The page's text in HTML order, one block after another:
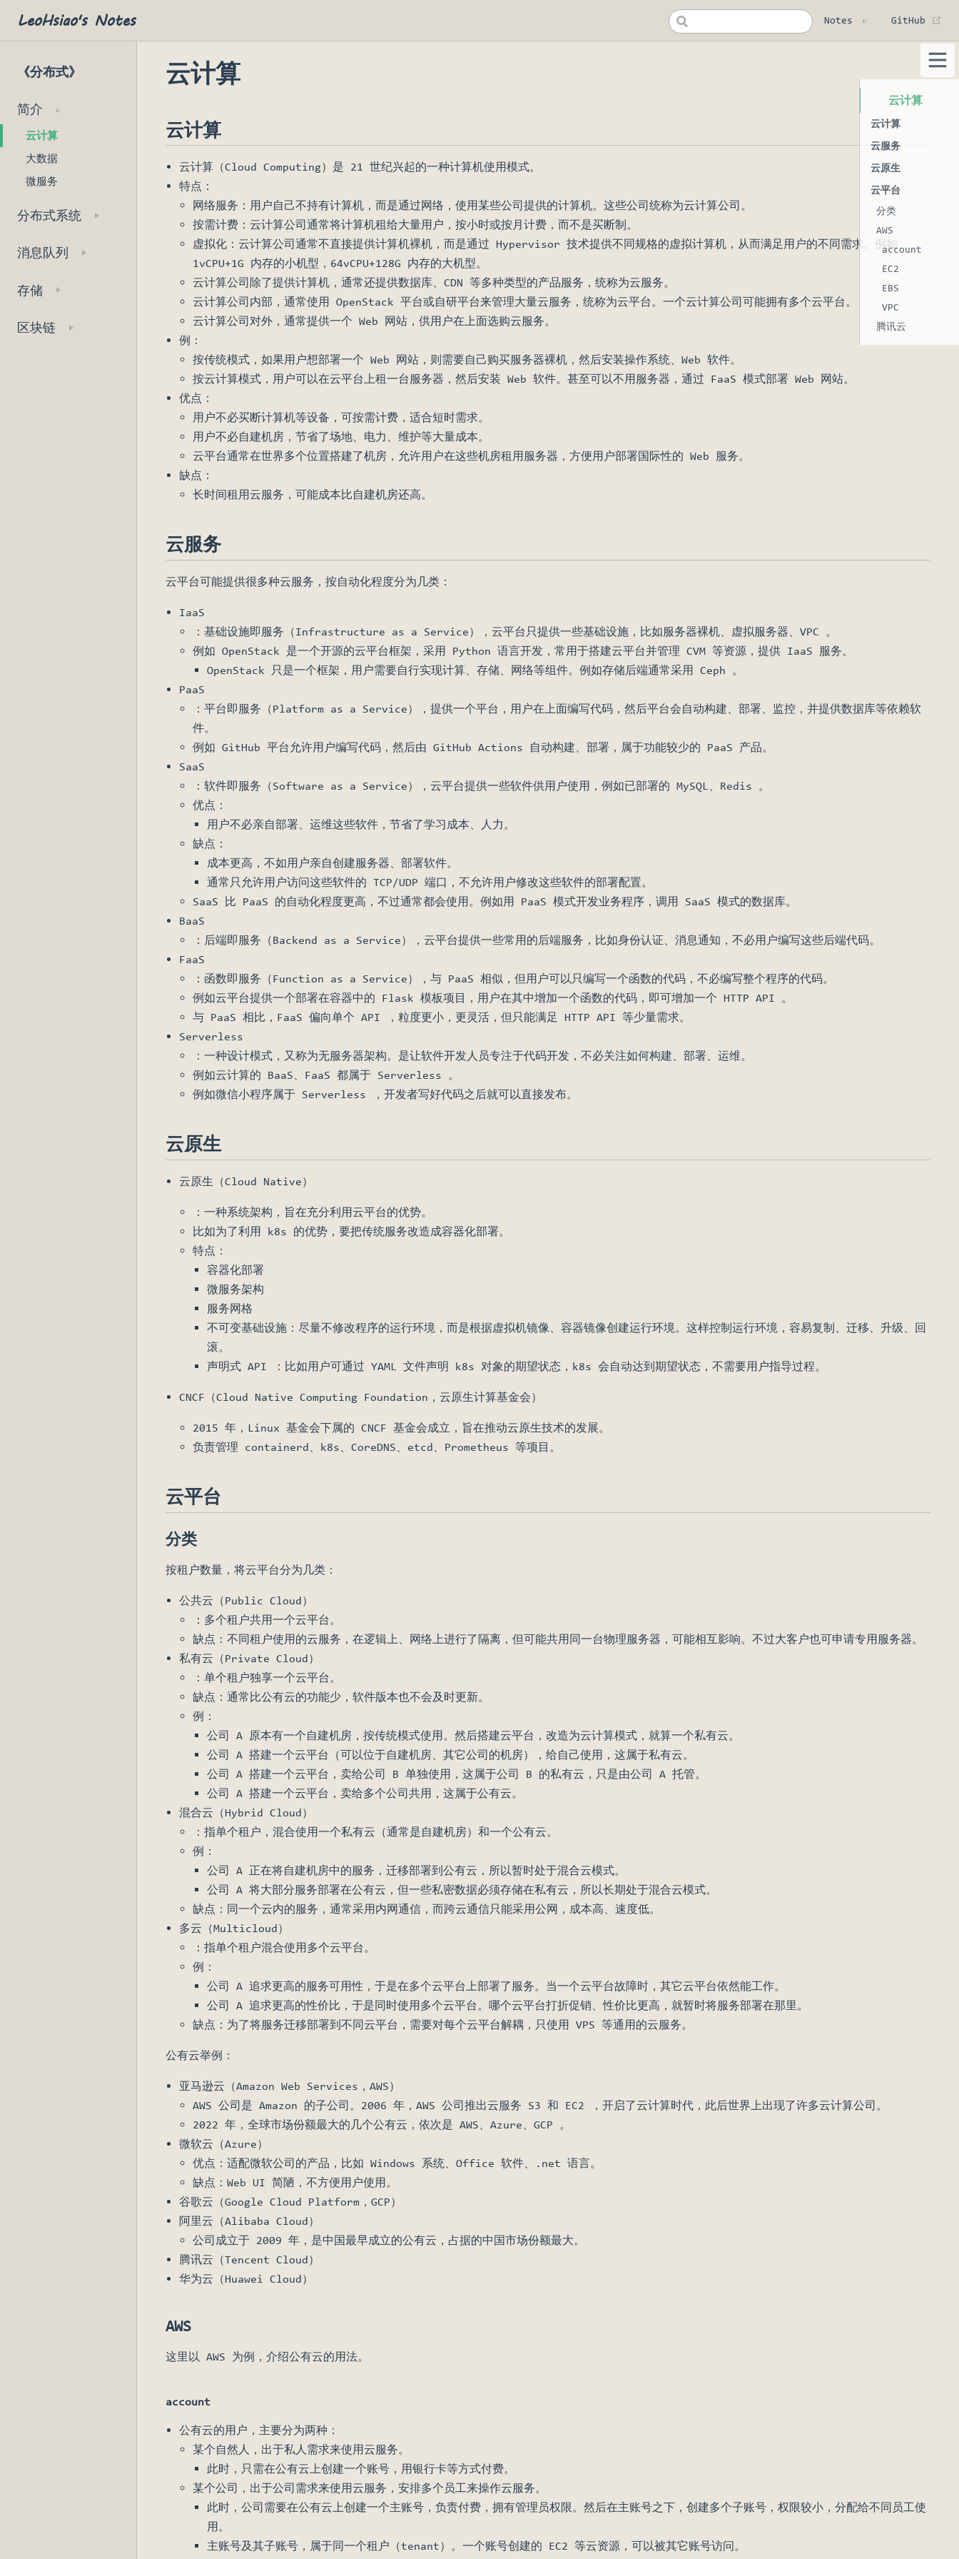
LeoHsiao's Notes Notes GitHub
《分布式》
简介
云计算
大数据
微服务
分布式系统
消息队列
存储
区块链
云计算
云计算
云计算（Cloud Computing）是 21 世纪兴起的一种计算机使用模式。
特点：
网络服务：用户自己不持有计算机，而是通过网络，使用某些公司提供的计算机。这些公司统称为云计算公司。
按需计费：云计算公司通常将计算机租给大量用户，按小时或按月计费，而不是买断制。
虚拟化：云计算公司通常不直接提供计算机裸机，而是通过 Hypervisor 技术提供不同规格的虚拟计算机，从而满足用户的不同需求。例如
1vCPU+1G 内存的小机型，64vCPU+128G 内存的大机型。
云计算公司除了提供计算机，通常还提供数据库、CDN 等多种类型的产品服务，统称为云服务。
云计算公司内部，通常使用 OpenStack 平台或自研平台来管理大量云服务，统称为云平台。一个云计算公司可能拥有多个云平台。
云计算公司对外，通常提供一个 Web 网站，供用户在上面选购云服务。
例：
按传统模式，如果用户想部署一个 Web 网站，则需要自己购买服务器裸机，然后安装操作系统、Web 软件。
按云计算模式，用户可以在云平台上租一台服务器，然后安装 Web 软件。甚至可以不用服务器，通过 FaaS 模式部署 Web 网站。
优点：
用户不必买断计算机等设备，可按需计费，适合短时需求。
用户不必自建机房，节省了场地、电力、维护等大量成本。
云平台通常在世界多个位置搭建了机房，允许用户在这些机房租用服务器，方便用户部署国际性的 Web 服务。
缺点：
长时间租用云服务，可能成本比自建机房还高。
云服务
云平台可能提供很多种云服务，按自动化程度分为几类：
IaaS
：基础设施即服务（Infrastructure as a Service），云平台只提供一些基础设施，比如服务器裸机、虚拟服务器、VPC 。
例如 OpenStack 是一个开源的云平台框架，采用 Python 语言开发，常用于搭建云平台并管理 CVM 等资源，提供 IaaS 服务。
OpenStack 只是一个框架，用户需要自行实现计算、存储、网络等组件。例如存储后端通常采用 Ceph 。
PaaS
：平台即服务（Platform as a Service），提供一个平台，用户在上面编写代码，然后平台会自动构建、部署、监控，并提供数据库等依赖软
件。
例如 GitHub 平台允许用户编写代码，然后由 GitHub Actions 自动构建、部署，属于功能较少的 PaaS 产品。
SaaS
：软件即服务（Software as a Service），云平台提供一些软件供用户使用，例如已部署的 MySQL、Redis 。
优点：
用户不必亲自部署、运维这些软件，节省了学习成本、人力。
缺点：
成本更高，不如用户亲自创建服务器、部署软件。
通常只允许用户访问这些软件的 TCP/UDP 端口，不允许用户修改这些软件的部署配置。
SaaS 比 PaaS 的自动化程度更高，不过通常都会使用。例如用 PaaS 模式开发业务程序，调用 SaaS 模式的数据库。
BaaS
：后端即服务（Backend as a Service），云平台提供一些常用的后端服务，比如身份认证、消息通知，不必用户编写这些后端代码。
FaaS
：函数即服务（Function as a Service），与 PaaS 相似，但用户可以只编写一个函数的代码，不必编写整个程序的代码。
例如云平台提供一个部署在容器中的 Flask 模板项目，用户在其中增加一个函数的代码，即可增加一个 HTTP API 。
与 PaaS 相比，FaaS 偏向单个 API ，粒度更小，更灵活，但只能满足 HTTP API 等少量需求。
Serverless
：一种设计模式，又称为无服务器架构。是让软件开发人员专注于代码开发，不必关注如何构建、部署、运维。
例如云计算的 BaaS、FaaS 都属于 Serverless 。
例如微信小程序属于 Serverless ，开发者写好代码之后就可以直接发布。
云原生
云原生（Cloud Native）
：一种系统架构，旨在充分利用云平台的优势。
比如为了利用 k8s 的优势，要把传统服务改造成容器化部署。
特点：
容器化部署
微服务架构
服务网格
不可变基础设施：尽量不修改程序的运行环境，而是根据虚拟机镜像、容器镜像创建运行环境。这样控制运行环境，容易复制、迁移、升级、回
滚。
声明式 API ：比如用户可通过 YAML 文件声明 k8s 对象的期望状态，k8s 会自动达到期望状态，不需要用户指导过程。
CNCF（Cloud Native Computing Foundation，云原生计算基金会）
2015 年，Linux 基金会下属的 CNCF 基金会成立，旨在推动云原生技术的发展。
负责管理 containerd、k8s、CoreDNS、etcd、Prometheus 等项目。
云平台
分类
按租户数量，将云平台分为几类：
公共云（Public Cloud）
：多个租户共用一个云平台。
缺点：不同租户使用的云服务，在逻辑上、网络上进行了隔离，但可能共用同一台物理服务器，可能相互影响。不过大客户也可申请专用服务器。
私有云（Private Cloud）
：单个租户独享一个云平台。
缺点：通常比公有云的功能少，软件版本也不会及时更新。
例：
公司 A 原本有一个自建机房，按传统模式使用。然后搭建云平台，改造为云计算模式，就算一个私有云。
公司 A 搭建一个云平台（可以位于自建机房、其它公司的机房），给自己使用，这属于私有云。
公司 A 搭建一个云平台，卖给公司 B 单独使用，这属于公司 B 的私有云，只是由公司 A 托管。
公司 A 搭建一个云平台，卖给多个公司共用，这属于公有云。
混合云（Hybrid Cloud）
：指单个租户，混合使用一个私有云（通常是自建机房）和一个公有云。
例：
公司 A 正在将自建机房中的服务，迁移部署到公有云，所以暂时处于混合云模式。
公司 A 将大部分服务部署在公有云，但一些私密数据必须存储在私有云，所以长期处于混合云模式。
缺点：同一个云内的服务，通常采用内网通信，而跨云通信只能采用公网，成本高、速度低。
多云（Multicloud）
：指单个租户混合使用多个云平台。
例：
公司 A 追求更高的服务可用性，于是在多个云平台上部署了服务。当一个云平台故障时，其它云平台依然能工作。
公司 A 追求更高的性价比，于是同时使用多个云平台。哪个云平台打折促销、性价比更高，就暂时将服务部署在那里。
缺点：为了将服务迁移部署到不同云平台，需要对每个云平台解耦，只使用 VPS 等通用的云服务。
公有云举例：
亚马逊云（Amazon Web Services，AWS）
AWS 公司是 Amazon 的子公司。2006 年，AWS 公司推出云服务 S3 和 EC2 ，开启了云计算时代，此后世界上出现了许多云计算公司。
2022 年，全球市场份额最大的几个公有云，依次是 AWS、Azure、GCP 。
微软云（Azure）
优点：适配微软公司的产品，比如 Windows 系统、Office 软件、.net 语言。
缺点：Web UI 简陋，不方便用户使用。
谷歌云（Google Cloud Platform，GCP）
阿里云（Alibaba Cloud）
公司成立于 2009 年，是中国最早成立的公有云，占据的中国市场份额最大。
腾讯云（Tencent Cloud）
华为云（Huawei Cloud）
AWS
这里以 AWS 为例，介绍公有云的用法。
account
公有云的用户，主要分为两种：
某个自然人，出于私人需求来使用云服务。
此时，只需在公有云上创建一个账号，用银行卡等方式付费。
某个公司，出于公司需求来使用云服务，安排多个员工来操作云服务。
此时，公司需要在公有云上创建一个主账号，负责付费，拥有管理员权限。然后在主账号之下，创建多个子账号，权限较小，分配给不同员工使
用。
主账号及其子账号，属于同一个租户（tenant）。一个账号创建的 EC2 等云资源，可以被其它账号访问。
云计算
云计算
云服务
云原生
云平台
分类
AWS
account
EC2
EBS
VPC
腾讯云